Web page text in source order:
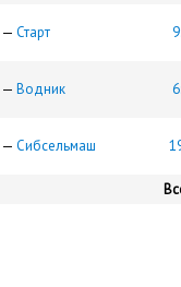
— Старт
— Водник
— Сибсельмаш